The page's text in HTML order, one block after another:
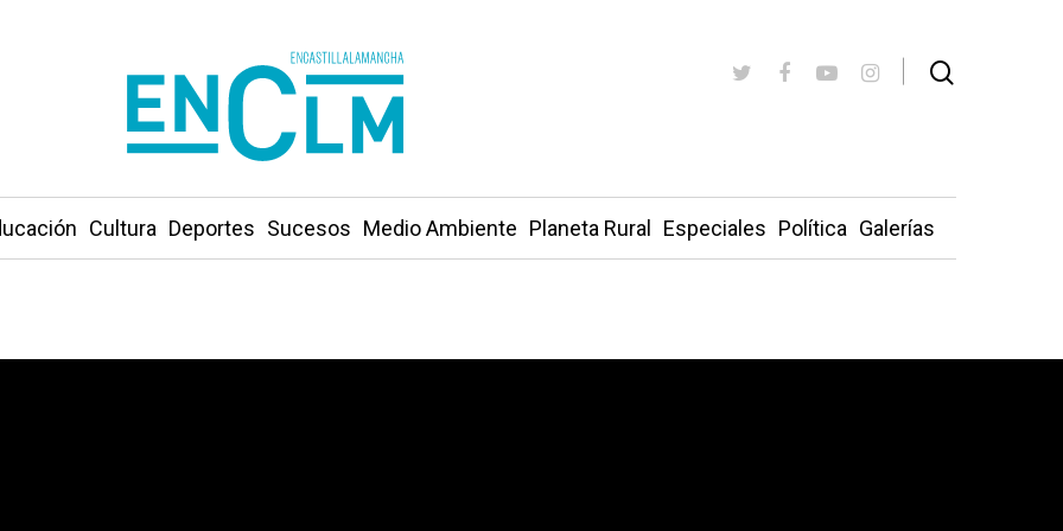
Cultura Deportes Sucesos Medio Ambiente Planeta Rural Especiales Política Galerías